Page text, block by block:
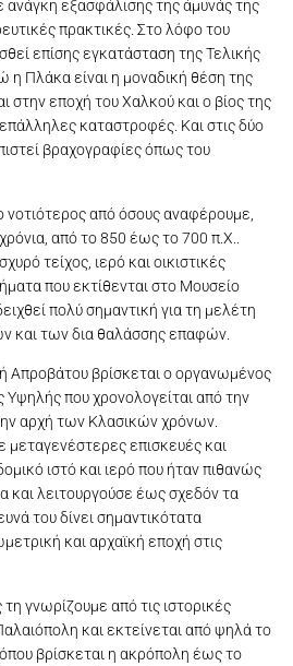
ανάγκη εξασφάλισης της άμυνάς της
πρακτικές. Στο λόφο του
επίσης εγκατάσταση της Τελικής
η Πλάκα είναι η μοναδική θέση της
στην εποχή του Χαλκού και ο βίος της
καταστροφές. Και στις δύο
βραχογραφίες όπως του
νοτιότερος από όσους αναφέρουμε,
από το 850 έως το 700 π.Χ..
τείχος, ιερό και οικιστικές
που εκτίθενται στο Μουσείο
πολύ σημαντική για τη μελέτη
και των δια θαλάσσης επαφών.
Απροβάτου βρίσκεται ο οργανωμένος
Υψηλής που χρονολογείται από την
αρχή των Κλασικών χρόνων.
μεταγενέστερες επισκευές και
ιστό και ιερό που ήταν πιθανώς
λειτουργούσε έως σχεδόν τα
του δίνει σημαντικότατα
και αρχαϊκή εποχή στις
γνωρίζουμε από τις ιστορικές
και εκτείνεται από ψηλά το
βρίσκεται η ακρόπολη έως το